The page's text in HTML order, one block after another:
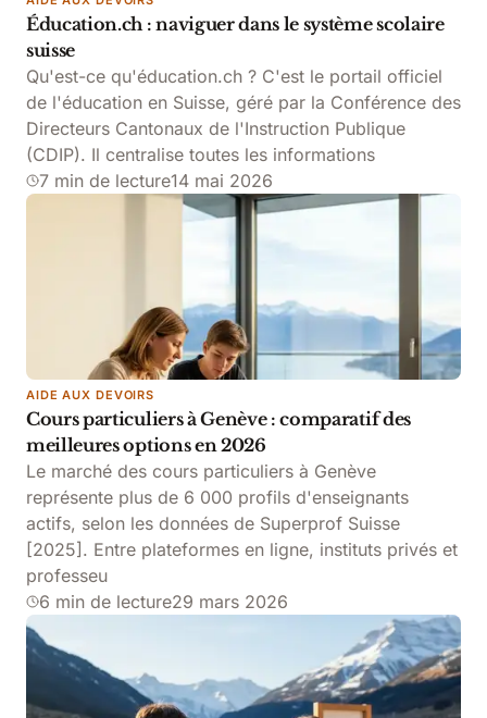
Éducation.ch : naviguer dans le système scolaire
suisse
Qu'est-ce qu'éducation.ch ? C'est le portail officiel
de l'éducation en Suisse, géré par la Conférence des
Directeurs Cantonaux de l'Instruction Publique
(CDIP). Il centralise toutes les informations
7 min de lecture14 mai 2026
AIDE AUX DEVOIRS
Cours particuliers à Genève : comparatif des
meilleures options en 2026
Le marché des cours particuliers à Genève
représente plus de 6 000 profils d'enseignants
actifs, selon les données de Superprof Suisse
[2025]. Entre plateformes en ligne, instituts privés et
professeu
6 min de lecture29 mars 2026